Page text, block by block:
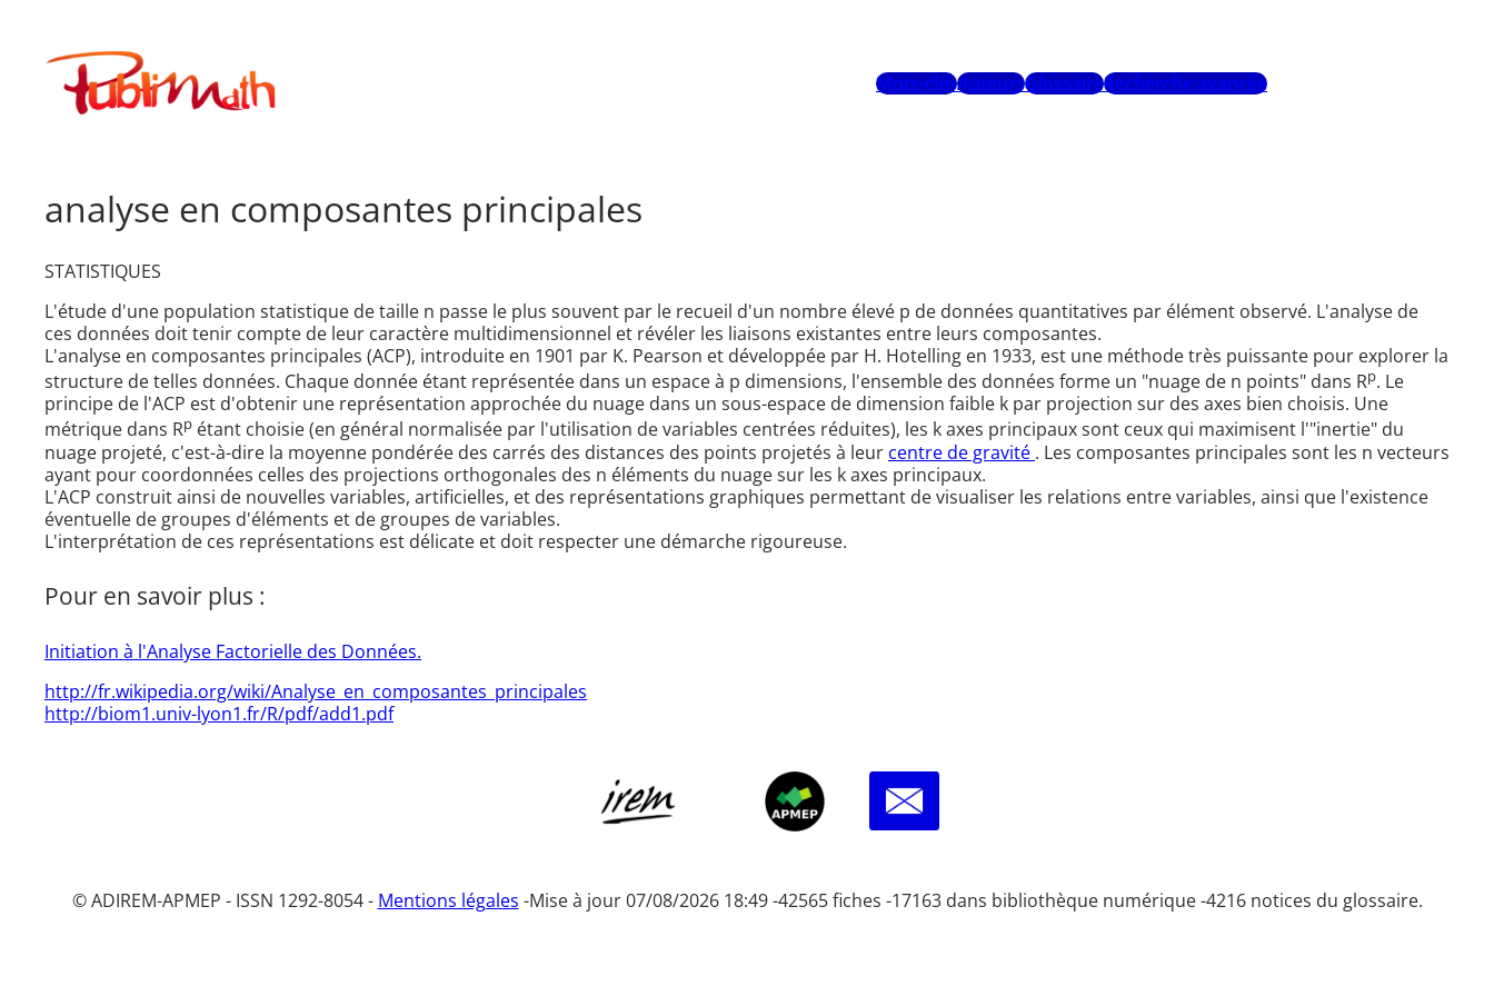
contenuPublimath
Mots-clésAuteursGlossaireRecherche avancée
analyse en composantes principales
STATISTIQUES
L'étude d'une population statistique de taille n passe le plus souvent par le recueil d'un nombre élevé p de données quantitatives par élément observé. L'analyse de
ces données doit tenir compte de leur caractère multidimensionnel et révéler les liaisons existantes entre leurs composantes.
L'analyse en composantes principales (ACP), introduite en 1901 par K. Pearson et développée par H. Hotelling en 1933, est une méthode très puissante pour explorer la
structure de telles données. Chaque donnée étant représentée dans un espace à p dimensions, l'ensemble des données forme un "nuage de n points" dans Rp. Le
principe de l'ACP est d'obtenir une représentation approchée du nuage dans un sous-espace de dimension faible k par projection sur des axes bien choisis. Une
métrique dans Rp étant choisie (en général normalisée par l'utilisation de variables centrées réduites), les k axes principaux sont ceux qui maximisent l'"inertie" du
nuage projeté, c'est-à-dire la moyenne pondérée des carrés des distances des points projetés à leur centre de gravité . Les composantes principales sont les n vecteurs
ayant pour coordonnées celles des projections orthogonales des n éléments du nuage sur les k axes principaux.
L'ACP construit ainsi de nouvelles variables, artificielles, et des représentations graphiques permettant de visualiser les relations entre variables, ainsi que l'existence
éventuelle de groupes d'éléments et de groupes de variables.
L'interprétation de ces représentations est délicate et doit respecter une démarche rigoureuse.
Pour en savoir plus :
Initiation à l'Analyse Factorielle des Données.
http://fr.wikipedia.org/wiki/Analyse_en_composantes_principales
http://biom1.univ-lyon1.fr/R/pdf/add1.pdf
© ADIREM-APMEP - ISSN 1292-8054 - Mentions légales -Mise à jour 07/08/2026 18:49 -42565 fiches -17163 dans bibliothèque numérique -4216 notices du glossaire.